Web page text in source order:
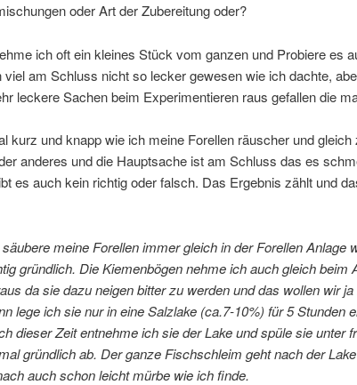
oder Art der Zubereitung oder?
ich oft ein kleines Stück vom ganzen und Probiere es
viel am Schluss nicht so lecker gewesen wie ich dachte,
leckere Sachen beim Experimentieren raus gefallen die
kurz und knapp wie ich meine Forellen räuscher und gleich
anderes und die Hauptsache ist am Schluss das es
es auch kein richtig oder falsch. Das Ergebnis zählt und
meine Forellen immer gleich in der Forellen Anlage
gründlich. Die Kiemenbögen nehme ich auch gleich beim
da sie dazu neigen bitter zu werden und das wollen wir ja
lege ich sie nur in eine Salzlake (ca.7-10%) für 5 Stunden
dieser Zeit entnehme ich sie der Lake und spüle sie unter
gründlich ab. Der ganze Fischschleim geht nach der
auch schon leicht mürbe wie ich finde.